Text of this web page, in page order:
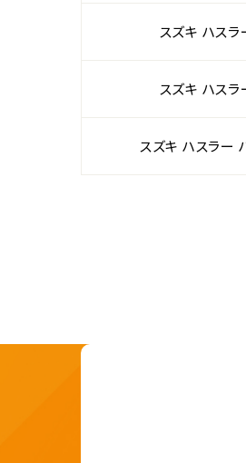
スズキ ハス
スズキ ハス
スズキ ハスラー